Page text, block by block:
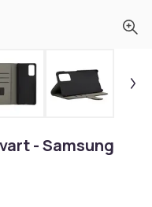
- Samsung